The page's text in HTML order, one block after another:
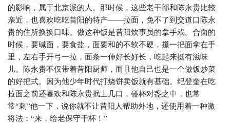
的影响，属于北京派的人。那时候，这些老干部和陈永贵比较
亲近，也喜欢吃吃昔阳的特产——拉面，免不了到交道口陈永
贵的住所换换口味。做这种饭是昔阳炊事员的拿手戏。合面的
时候，要碱面，要食盐，面要和的不软不硬，攥一把面拿在手
里，左右手开弓一拉，面条一伸好长好长，吃起来挺有滋味
儿。陈永贵不仅带着昔阳厨师，而且他自己也是一个做饭炒菜
的好把式。因为他少年时代打烧饼卖饭就有基础。纪登奎在吃
拉面之前还喜欢和陈永贵抿上几口，碰杯对盏之中，也常
常“刺”他一下，说你就不让昔阳人帮助外地，还使用着一种激
将法：“来，给老保守干杯！”